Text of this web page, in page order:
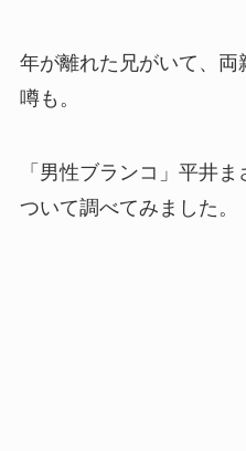
年が離れた兄がいて、両
噂も。
「男性ブランコ」平井
ついて調べてみました。